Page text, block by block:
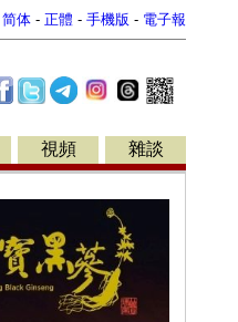
简体 - 正體 - 手機版 - 電子報
視頻 雜談